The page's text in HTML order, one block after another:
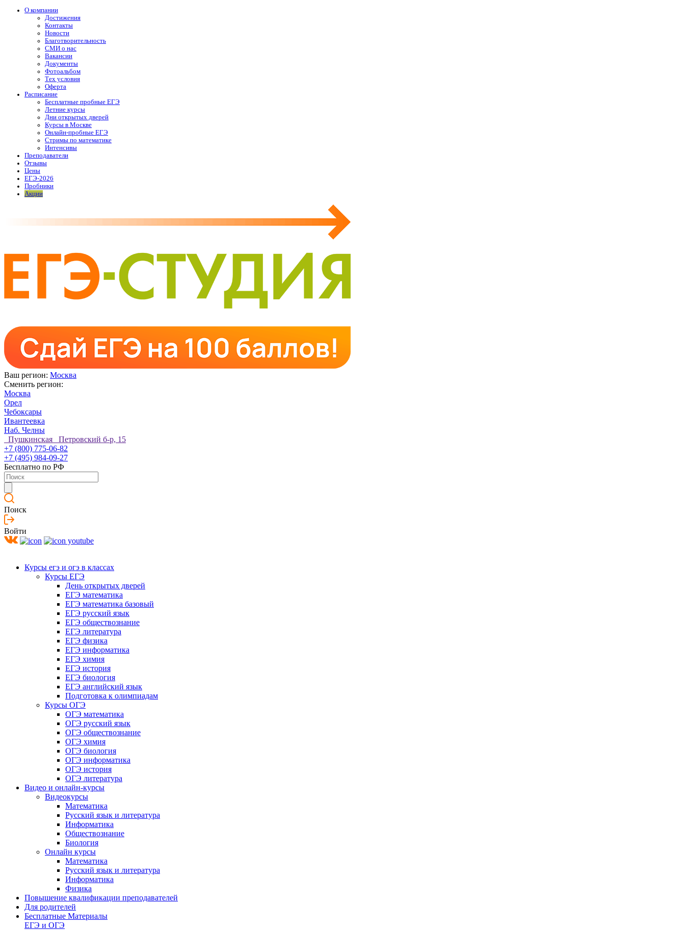
О компании
Достижения
Контакты
Новости
Благотворительность
СМИ о нас
Вакансии
Документы
Фотоальбом
Тех условия
Оферта
Расписание
Бесплатные пробные ЕГЭ
Летние курсы
Дни открытых дверей
Курсы в Москве
Онлайн-пробные ЕГЭ
Стримы по математике
Интенсивы
Преподаватели
Отзывы
Цены
ЕГЭ-2026
Пробники
Акции
Ваш регион: Москва
Сменить регион:
Москва
Орел
Чебоксары
Ивантеевка
Наб. Челны
Пушкинская Петровский б-р, 15
+7 (800) 775-06-82
+7 (495) 984-09-27
Бесплатно по РФ
Поиск
Войти
Курсы егэ и огэ в классах
Курсы ЕГЭ
День открытых дверей
ЕГЭ математика
ЕГЭ математика базовый
ЕГЭ русский язык
ЕГЭ обществознание
ЕГЭ литература
ЕГЭ физика
ЕГЭ информатика
ЕГЭ химия
ЕГЭ история
ЕГЭ биология
ЕГЭ английский язык
Подготовка к олимпиадам
Курсы ОГЭ
ОГЭ математика
ОГЭ русский язык
ОГЭ обществознание
ОГЭ химия
ОГЭ биология
ОГЭ информатика
ОГЭ история
ОГЭ литература
Видео и онлайн-курсы
Видеокурсы
Математика
Русский язык и литература
Информатика
Обществознание
Биология
Онлайн курсы
Математика
Русский язык и литература
Информатика
Физика
Повышение квалификации преподавателей
Для родителей
Бесплатные Материалы
ЕГЭ и ОГЭ